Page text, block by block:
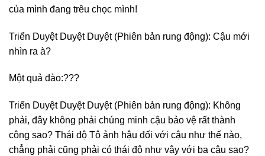
của mình đang trêu chọc mình!
Triển Duyệt Duyệt Duyệt (Phiên bản rung động): Cậu mới
nhìn ra à?
Một quả đào:???
Triển Duyệt Duyệt Duyệt (Phiên bản rung động): Không
phải, đây không phải chúng minh cậu bảo vệ rất thành
công sao? Thái độ Tô ảnh hậu đối với cậu như thế nào,
chẳng phải cũng phải có thái độ như vậy với ba cậu sao?